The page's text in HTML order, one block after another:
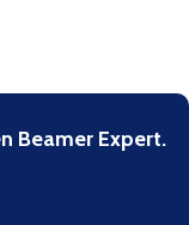
Beamer Expert.